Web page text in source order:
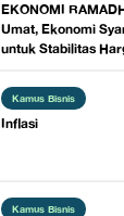
EKONOMI
Umat, Ekonomi
untuk Stabilitas
Kamus Bisnis
​Inflasi
Kamus Bisnis